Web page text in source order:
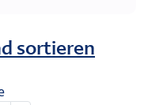
sortieren